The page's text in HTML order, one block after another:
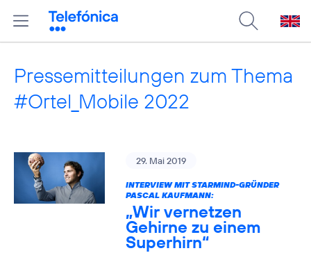
Pressemitteilungen zum Thema
#Ortel_Mobile 2022
29. Mai 2019
INTERVIEW MIT STARMIND-GRÜNDER
PASCAL KAUFMANN:
„Wir vernetzen
Gehirne zu einem
Superhirn“